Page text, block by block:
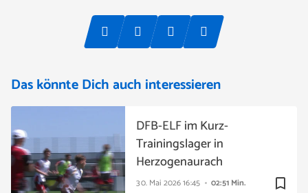
Das könnte Dich auch interessieren
bookmark_border
30. Mai 202616:45 02:51 Min.
DFB-ELF im Kurz-
Trainingslager in
Herzogenaurach